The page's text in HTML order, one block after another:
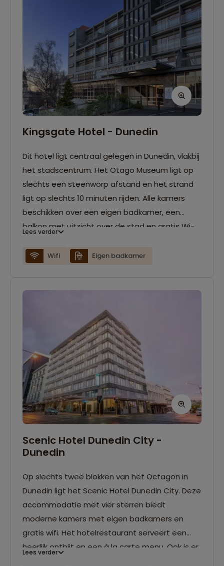
Kingsgate Hotel - Dunedin
Dit hotel ligt centraal gelegen in Dunedin, vlakbij
het stadscentrum. Het Otago Museum ligt op
slechts een steenworp afstand en het strand
ligt op slechts 10 minuten rijden. Alle kamers
beschikken over een eigen badkamer, een
balkon met uitzicht over de stad en gratis Wi-
Lees verder
Wifi Eigen badkamer
Scenic Hotel Dunedin City -
Dunedin
Op slechts twee blokken van het Octagon in
Dunedin ligt het Scenic Hotel Dunedin City. Deze
accommodatie met vier sterren biedt
moderne kamers met eigen badkamers en
gratis wifi. Het hotelrestaurant serveert een
heerlijk ontbijt en een à la carte menu. Ook is er
Lees verder